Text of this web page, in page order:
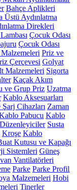
Bahçe Aplikleri
Üstü Aydınlatma
Direkleri
Çocuk Odası
Çocuk Odası
Priz ve
Çerçevesi Golyat
Malzemeleri Sigorta
Kaçak Akım
ve Grup Priz Uzatma
Kablo Aksesuarları
Cihazları Zaman
Pabucu Kablo
Susta
Kroşe Kablo
Kutusu ve Kapağı
Sistemleri Güneş
Vantilatörleri
Parke Parke Profil
Malzemeleri Hobi
Tinerler